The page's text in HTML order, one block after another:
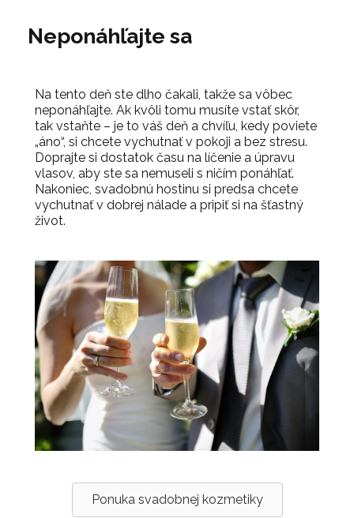
Neponáhľajte sa
Na tento deň ste dlho čakali, takže sa vôbec
neponáhľajte. Ak kvôli tomu musíte vstať skôr,
tak vstaňte – je to váš deň a chvíľu, kedy poviete
„áno“, si chcete vychutnať v pokoji a bez stresu.
Doprajte si dostatok času na líčenie a úpravu
vlasov, aby ste sa nemuseli s ničím ponáhľať.
Nakoniec, svadobnú hostinu si predsa chcete
vychutnať v dobrej nálade a pripiť si na šťastný
život.
Ponuka svadobnej kozmetiky